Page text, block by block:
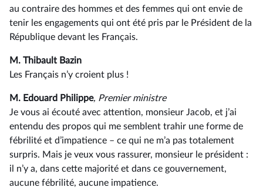
au contraire des hommes et des femmes qui ont envie de
tenir les engagements qui ont été pris par le Président de la
République devant les Français.
M. Thibault Bazin
Les Français n’y croient plus !
M. Edouard Philippe, Premier ministre
Je vous ai écouté avec attention, monsieur Jacob, et j’ai
entendu des propos qui me semblent trahir une forme de
fébrilité et d’impatience –⁠ ce qui ne m’a pas totalement
surpris. Mais je veux vous rassurer, monsieur le président :
il n’y a, dans cette majorité et dans ce gouvernement,
aucune fébrilité, aucune impatience.